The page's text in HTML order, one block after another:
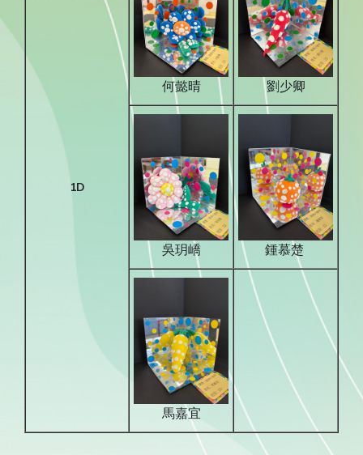
1D
何懿晴 劉少卿
吳玥嶠 鍾慕楚
馬嘉宜